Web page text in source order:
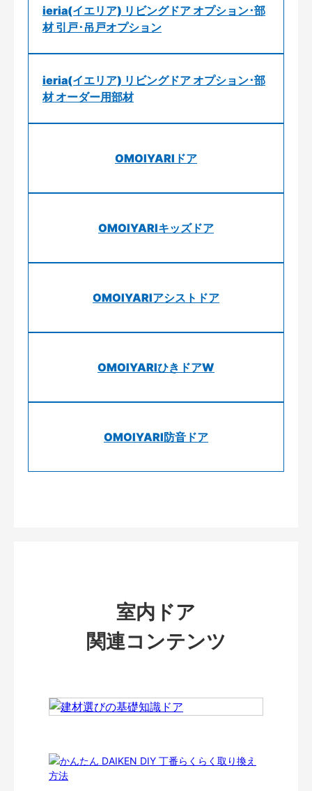
ieria(イエリア) リビングドア オプション･部
材 引戸･吊戸オプション
ieria(イエリア) リビングドア オプション･部
材 オーダー用部材
OMOIYARIドア
OMOIYARIキッズドア
OMOIYARIアシストドア
OMOIYARIひきドアW
OMOIYARI防音ドア
室内ドア
関連コンテンツ